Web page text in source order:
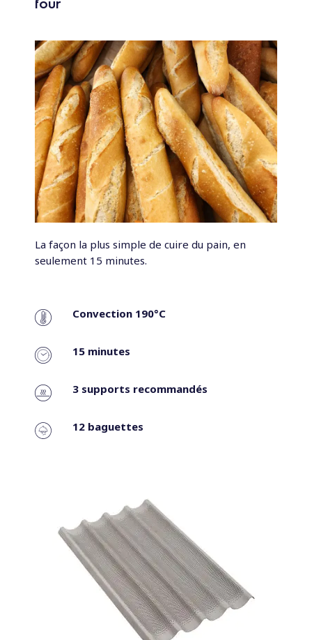
La façon la plus simple de cuire du pain, en
seulement 15 minutes.
Convection 190°C
15 minutes
3 supports recommandés
12 baguettes